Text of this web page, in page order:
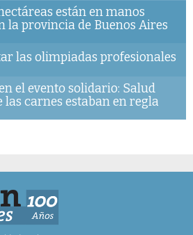
están en manos
la provincia de Buenos Aires
las olimpiadas profesionales
el evento solidario: Salud
carnes estaban en regla